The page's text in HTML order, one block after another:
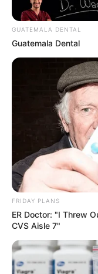
วันนี้ดวงความ
ผู้พบเห็น ทำให้
บางท่านพบเจอ
กังวลจะได้เข้
คนวันพุธ
ไพ่ประจำวัน
GUATEMALA DENTAL
Guatemala Dental
FRIDAY PLANS
ER Doctor: "I Threw
CVS Aisle 7"